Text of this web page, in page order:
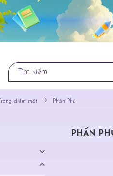
Trang điểm mặt Phấn Phủ
PHẤN